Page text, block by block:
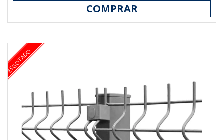
COMPRAR
ESGOTADO